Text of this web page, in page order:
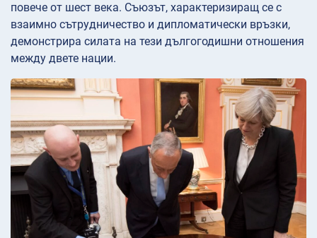
повече от шест века. Съюзът, характеризиращ се с
взаимно сътрудничество и дипломатически връзки,
демонстрира силата на тези дългогодишни отношения
между двете нации.